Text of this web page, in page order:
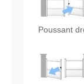
Poussant